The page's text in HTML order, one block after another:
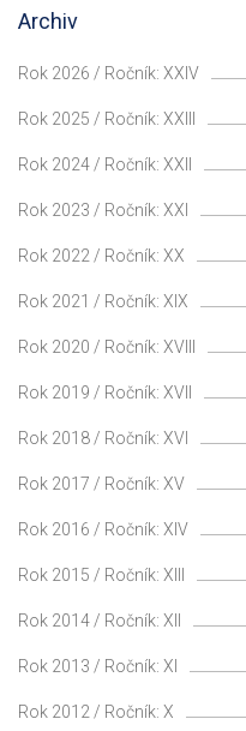
Archiv
Rok 2026 / Ročník: XXIV
Rok 2025 / Ročník: XXIII
Rok 2024 / Ročník: XXII
Rok 2023 / Ročník: XXI
Rok 2022 / Ročník: XX
Rok 2021 / Ročník: XIX
Rok 2020 / Ročník: XVIII
Rok 2019 / Ročník: XVII
Rok 2018 / Ročník: XVI
Rok 2017 / Ročník: XV
Rok 2016 / Ročník: XIV
Rok 2015 / Ročník: XIII
Rok 2014 / Ročník: XII
Rok 2013 / Ročník: XI
Rok 2012 / Ročník: X